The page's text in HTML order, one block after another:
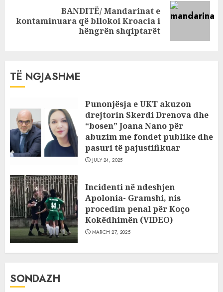
Next
BANDITË/ Mandarinat e
kontaminuara që bllokoi Kroacia i
hëngrën shqiptarët
TË NGJASHME
Punonjësja e UKT akuzon
drejtorin Skerdi Drenova dhe
“bosen” Joana Nano për
abuzim me fondet publike dhe
pasuri të pajustifikuar
JULY 24, 2025
Incidenti në ndeshjen
Apolonia- Gramshi, nis
procedim penal për Koço
Kokëdhimën (VIDEO)
MARCH 27, 2025
SONDAZH